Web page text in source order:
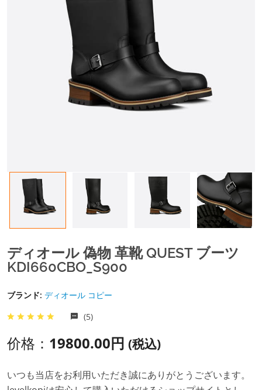
ディオール 偽物 革靴 QUEST ブーツ
KDI660CBO_S900
ブランド: ディオール コピー
(5)
价格： 19800.00円 (税込)
いつも当店をお利用いただき誠にありがとうございます。